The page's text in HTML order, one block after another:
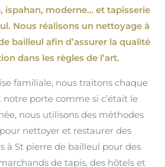
ispahan, moderne…et tapisserie
Nous réalisons un nettoyage à
bailleul afin d’assurer la qualité
dans les règles de l’art.
familiale, nous traitons chaque
porte comme si c’était le
nous utilisons des méthodes
nettoyer et restaurer des
à St pierre de bailleul pour des
de tapis, des hôtels et